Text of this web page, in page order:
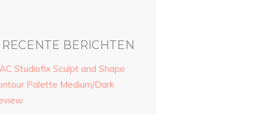
RECENTE BERICHTEN
Studiofix Sculpt and Shape
Palette Medium/Dark